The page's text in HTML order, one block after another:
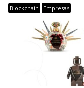
Blockchain Empresas